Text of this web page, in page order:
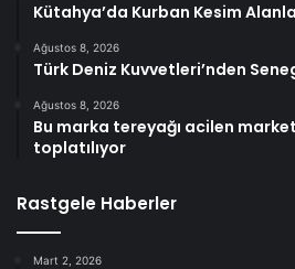
Kütahya’da Kurban Kesim
Ağustos 8, 2026
Türk Deniz Kuvvetleri’nden
Ağustos 8, 2026
Bu marka tereyağı acilen
toplatılıyor
Rastgele Haberler
Mart 2, 2026